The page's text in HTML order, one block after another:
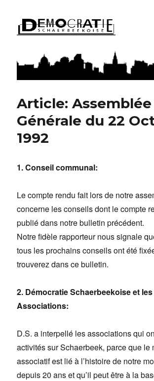
Démocratie
Article: Assemblée
Générale du 22
1992
1. Conseil communal:
Le compte rendu fait lors de notre
concerne les conseils dont le compte
publié dans notre bulletin précédent.
Notre fidèle rapporteur nous signale
tous les prochains conseils ont été
trouverez dans ce bulletin.
2. Démocratie Schaerbeekoise et les
Associations:
D.S. a interpellé les associations qui
activités sur Schaerbeek, parce que le
associatif est lié à l’histoire de notre
depuis 20 ans et qu’il peut être à la